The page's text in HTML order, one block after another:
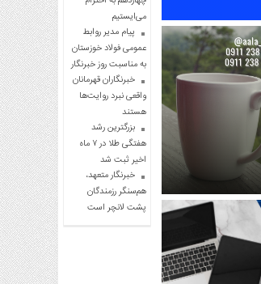
می‌ایستیم
پیام مدیر روابط
عمومی فولاد خوزستان
به مناسبت روز خبرنگار
خبرنگاران قهرمانان
واقعی نبرد روایت‌ها
هستند
بزرگترین رشد
هفتگی طلا در ۷ ماه
اخیر ثبت شد
خبرنگار متعهد،
هم‌سنگر رزمندگان
پشت لانچر است